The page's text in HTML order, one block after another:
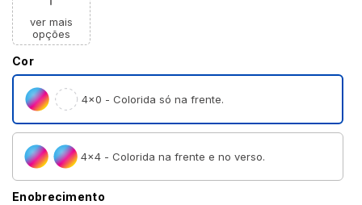
ver mais
opções
Cor
4×0 - Colorida só na frente.
4×4 - Colorida na frente e no verso.
Enobrecimento